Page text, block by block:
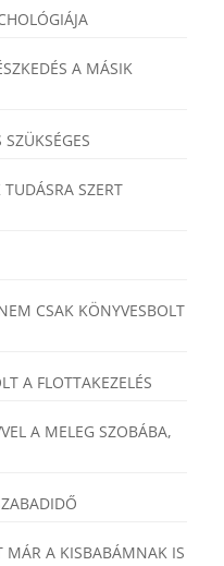
A MÁSIK
SZERT
CSAK KÖNYVESBOLT
A FLOTTAKEZELÉS
A MELEG SZOBÁBA,
MÁR A KISBABÁMNAK IS